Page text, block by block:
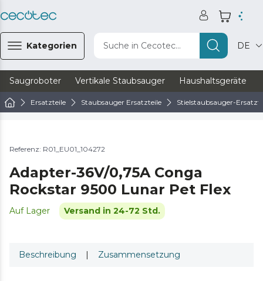
Kategorien Suche in Cecotec... DE
Saugroboter Vertikale Staubsauger Haushaltsgeräte
Ersatzteile Staubsauger Ersatzteile Stielstaubsauger-
Referenz: R01_EU01_104272
Adapter-36V/0,75A Conga
Rockstar 9500 Lunar Pet Flex
Auf Lager Versand in 24-72 Std.
Beschreibung | Zusammensetzung